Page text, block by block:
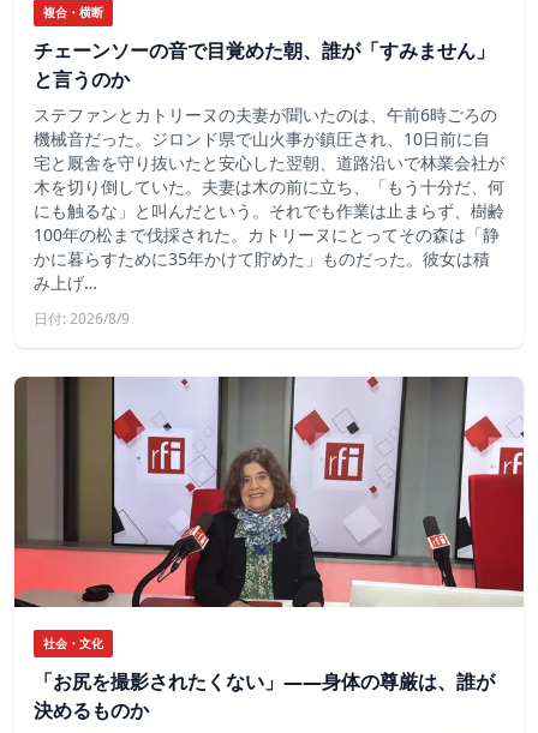
複合・横断
チェーンソーの音で目覚めた朝、誰が「すみません」
と言うのか
ステファンとカトリーヌの夫妻が聞いたのは、午前6時ごろの
機械音だった。ジロンド県で山火事が鎮圧され、10日前に自
宅と厩舎を守り抜いたと安心した翌朝、道路沿いで林業会社が
木を切り倒していた。夫妻は木の前に立ち、「もう十分だ、何
にも触るな」と叫んだという。それでも作業は止まらず、樹齢
100年の松まで伐採された。カトリーヌにとってその森は「静
かに暮らすために35年かけて貯めた」ものだった。彼女は積
み上げ…
日付: 2026/8/9
社会・文化
「お尻を撮影されたくない」――身体の尊厳は、誰が
決めるものか